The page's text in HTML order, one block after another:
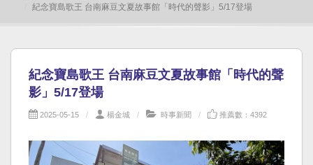
紀念寶島歌王 台南麻豆文夏故事館「時代的聲影」5/17登場
紀念寶島歌王 台南麻豆文夏故事館「時代的聲
影」5/17登場
2025-05-15 楊金城 時事新聞 推薦數：4392